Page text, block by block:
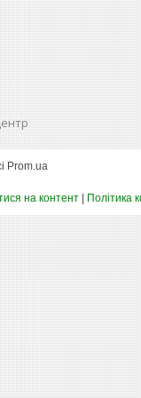
Prom.ua
на контент Політика